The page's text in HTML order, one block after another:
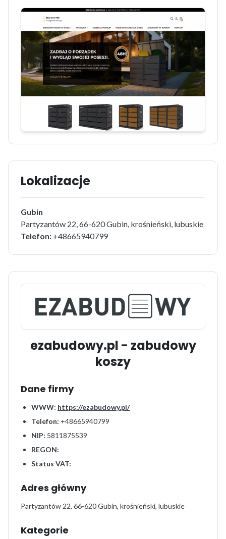
Lokalizacje
Gubin
Partyzantów 22, 66-620 Gubin, krośnieński, lubuskie
Telefon: +48665940799
ezabudowy.pl - zabudowy
koszy
Dane firmy
WWW: https://ezabudowy.pl/
Telefon: +48665940799
NIP: 5811875539
REGON:
Status VAT:
Adres główny
Partyzantów 22, 66-620 Gubin, krośnieński, lubuskie
Kategorie